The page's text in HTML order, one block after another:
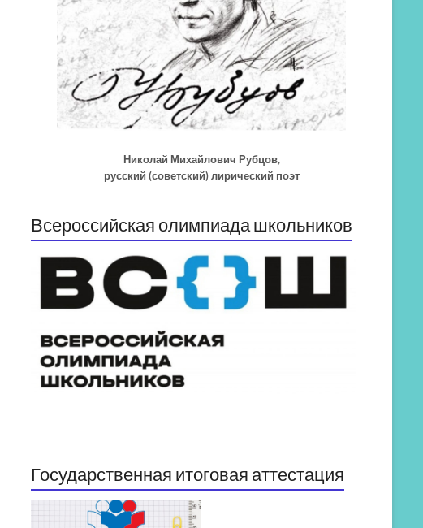
Николай Михайлович Рубцов,
русский (советский) лирический поэт
Всероссийская олимпиада школьников
Государственная итоговая аттестация